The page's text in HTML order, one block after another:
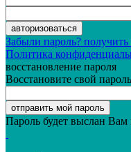
Забыли пароль?
Политика
восстановление пароля
Восстановите свой пароль
Пароль будет выслан Вам